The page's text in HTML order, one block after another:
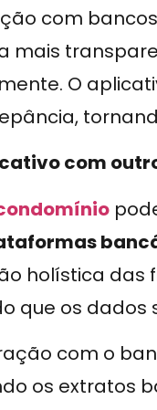
com
mais
O
com
holística
que os
com o
os extratos